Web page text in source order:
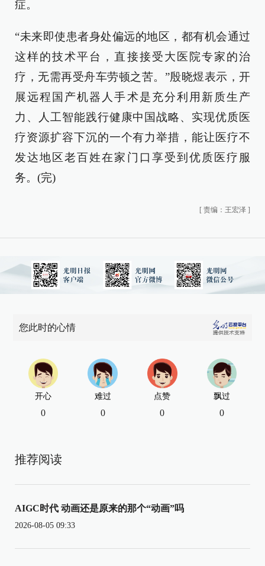
症。
“未来即使患者身处偏远的地区，都有机会通过
这样的技术平台，直接接受大医院专家的治
疗，无需再受舟车劳顿之苦。”殷晓煜表示，开
展远程国产机器人手术是充分利用新质生产
力、人工智能践行健康中国战略、实现优质医
疗资源扩容下沉的一个有力举措，能让医疗不
发达地区老百姓在家门口享受到优质医疗服
务。(完)
[ 责编：王宏泽 ]
您此时的心情
开心
0
难过
0
点赞
0
飘过
0
推荐阅读
AIGC时代 动画还是原来的那个“动画”吗
2026-08-05 09:33